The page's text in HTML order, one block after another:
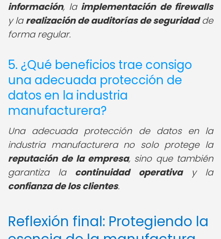
información, la implementación de firewalls
y la realización de auditorías de seguridadde
forma regular.
5. ¿Qué beneficios trae consigo
una adecuada protección de
datos en la industria
manufacturera?
Una adecuada protección de datos en la
industria manufacturera no solo protege la
reputación de la empresa, sino que también
garantiza la continuidad operativay la
confianza de los clientes.
Reflexión final: Protegiendo la